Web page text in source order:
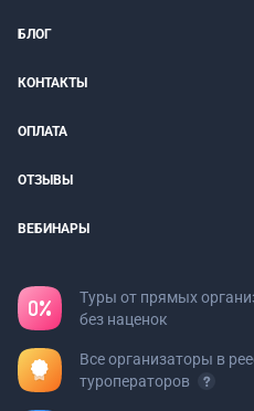
БЛОГ
КОНТАКТЫ
ОПЛАТА
ОТЗЫВЫ
ВЕБИНАРЫ
Туры от прямых
без наценок
Все организаторы в
туроператоров